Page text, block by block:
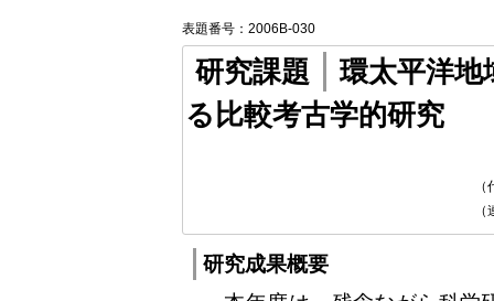
表題番号：2006B-030
研究課題
環太平洋
る比較考古学的研究
研究成果概要